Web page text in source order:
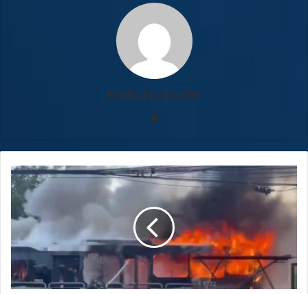
Francisco León
Accidente
aéreo
en
Brasil
dejó
dos
fallecidos
y
siete